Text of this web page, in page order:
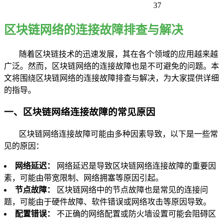
37
区块链网络的连接故障排查与解决
随着区块链技术的迅速发展，其在各个领域的应用越来越
广泛。然而，区块链网络的连接故障也是不可避免的问题。本
文将围绕区块链网络的连接故障排查与解决，为大家提供详细
的指导。
一、区块链网络连接故障的常见原因
区块链网络连接故障可能由多种因素导致，以下是一些常
见的原因：
网络延迟：
网络延迟是导致区块链网络连接故障的重要因
素，可能由带宽限制、网络拥塞等原因引起。
节点故障：
区块链网络中的节点故障也是常见的连接问
题，可能由于硬件故障、软件错误或网络攻击等原因导致。
配置错误：
不正确的网络配置或防火墙设置可能会阻碍区